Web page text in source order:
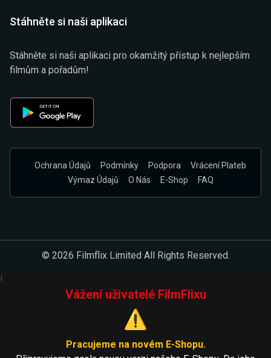
Stáhněte si naši aplikaci
Stáhněte si naši aplikaci pro okamžitý přístup k nejlepším
filmům a pořadům!
Ochrana Údajů Podmínky Podpora
Vrácení Plateb
Výmaz Údajů
O Nás E-Shop FAQ
© 2026 Filmflix Limited All Rights Reserved.
i
Vážení uživatelé FilmFlixu
⚠️
Pracujeme na novém E-Shopu.